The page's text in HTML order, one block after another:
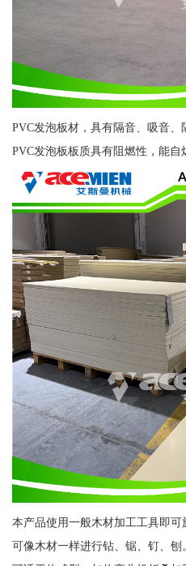
PVC发泡板材，具有隔音、吸音、
PVC发泡板板质具有阻燃性，能自
本产品使用一般木材加工工具即可
可像木材一样进行钻、锯、钉、刨